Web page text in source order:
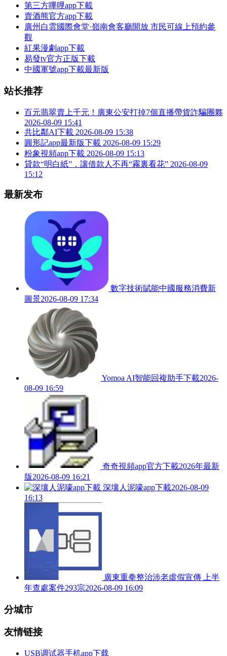
第三方嗶哩app下載
賣酒熊官方app下載
廣州白雲國際會堂·嶺南會客廳開放 市民可線上預約參
觀
紅果漫劇app下載
易發tv官方正版下載
中國軍號app下載最新版
站长推荐
百元翡翠賣上千元！廣東公安打掉7個直播帶貨詐騙團夥
2026-08-09 15:41
共比鄰AI下載 2026-08-09 15:38
圓形記app最新版下載 2026-08-09 15:29
粉象視頻app下載 2026-08-09 15:13
貸款“明白紙”，讓借款人不再“霧裏看花” 2026-08-09
15:12
最新发布
數字技術賦能中國服務消費新
圖景2026-08-09 17:34
Yomoa AI智能回複助手下載2026-
08-09 16:59
奇奇視頻app官方下載2026年最新
版2026-08-09 16:21
深壤人泥嚎app下載2026-08-09
16:13
廣東重拳整治涉老虛假宣傳 上半
年查處案件293宗2026-08-09 16:09
分城市
友情链接
USB调试器手机app下载